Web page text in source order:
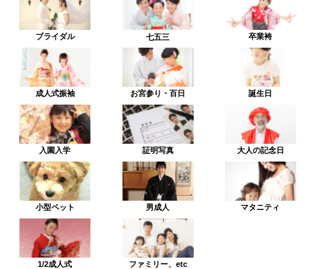
ブライダル 七五三 卒業袴
成人式振袖 お宮参り・百日 誕生日
入園入学 証明写真 大人の記念日
小型ペット 男成人 マタニティ
1/2成人式 ファミリー、etc